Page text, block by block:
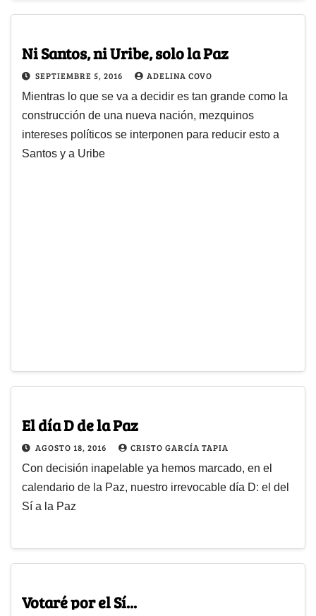
Ni Santos, ni Uribe, solo la Paz
SEPTIEMBRE 5, 2016 ADELINA COVO
Mientras lo que se va a decidir es tan grande como la
construcción de una nueva nación, mezquinos
intereses políticos se interponen para reducir esto a
Santos y a Uribe
El día D de la Paz
AGOSTO 18, 2016 CRISTO GARCÍA TAPIA
Con decisión inapelable ya hemos marcado, en el
calendario de la Paz, nuestro irrevocable día D: el del
Sí a la Paz
Votaré por el Sí...